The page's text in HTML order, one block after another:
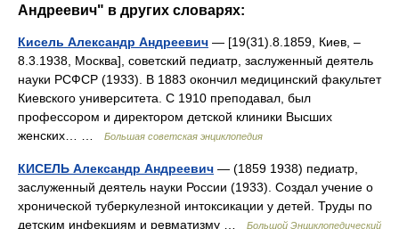
Андреевич" в других словарях:
Кисель Александр Андреевич — [19(31).8.1859, Киев, ‒
8.3.1938, Москва], советский педиатр, заслуженный деятель
науки РСФСР (1933). В 1883 окончил медицинский факультет
Киевского университета. С 1910 преподавал, был
профессором и директором детской клиники Высших
женских… …
Большая советская энциклопедия
КИСЕЛЬ Александр Андреевич — (1859 1938) педиатр,
заслуженный деятель науки России (1933). Создал учение о
хронической туберкулезной интоксикации у детей. Труды по
детским инфекциям и ревматизму …
Большой Энциклопедический